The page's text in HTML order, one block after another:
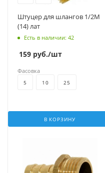
Штуцер для шлангов 1/2М
(14) лат
Есть в наличии: 42
159 руб./шт
В КОРЗИНУ
Фасовка
5 10 25